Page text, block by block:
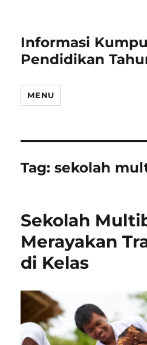
Informasi
Pendidikan
MENU
Tag:sekolah
Sekolah
Merayakan
di Kelas